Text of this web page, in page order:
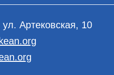
Артековская, 10